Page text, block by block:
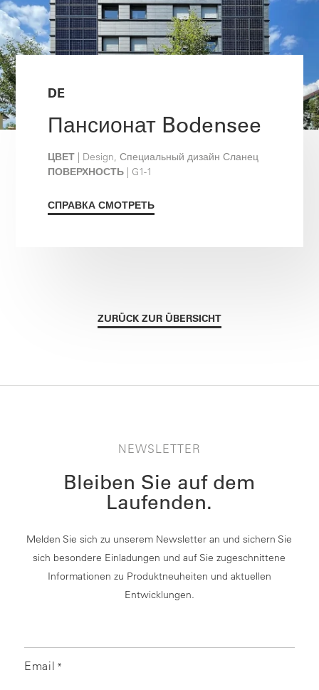
DE
Пансионат Bodensee
ЦВЕТ | Design, Специальный дизайн Сланец
ПОВЕРХНОСТЬ | G1-1
СПРАВКА СМОТРЕТЬ
ZURÜCK ZUR ÜBERSICHT
NEWSLETTER
Bleiben Sie auf dem
Laufenden.
Melden Sie sich zu unserem Newsletter an und sichern Sie
sich besondere Einladungen und auf Sie zugeschnittene
Informationen zu Produktneuheiten und aktuellen
Entwicklungen.
Email *